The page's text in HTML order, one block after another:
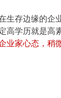
生存边缘的企
高学历就是高
业家心态，稍